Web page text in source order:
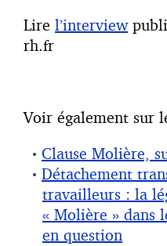
Lire l’interview
rh.fr
Voir également sur
Clause Molière,
Détachement
travailleurs : la
« Molière » dans
en question